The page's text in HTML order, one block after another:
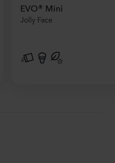
EVO® Mini
Jolly Face